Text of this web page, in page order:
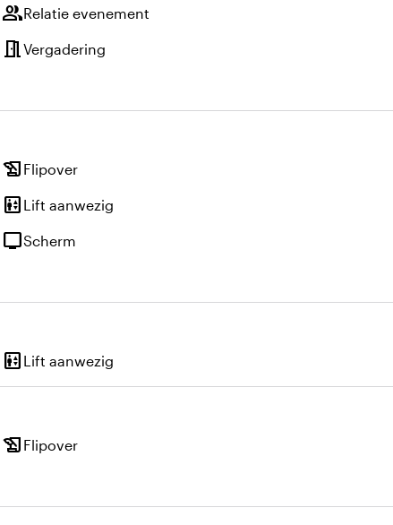
groupRelatie evenement
meeting_roomVergadering
history_edu Flipover
elevator Lift aanwezig
tvScherm
elevator Lift aanwezig
history_edu Flipover